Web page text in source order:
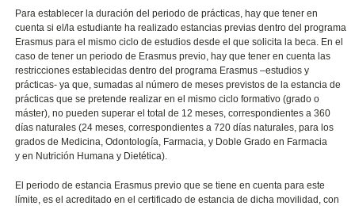
Para establecer la duración del periodo de prácticas, hay que tener en
cuenta si el/la estudiante ha realizado estancias previas dentro del programa
Erasmus para el mismo ciclo de estudios desde el que solicita la beca. En el
caso de tener un periodo de Erasmus previo, hay que tener en cuenta las
restricciones establecidas dentro del programa Erasmus –estudios y
prácticas- ya que, sumadas al número de meses previstos de la estancia de
prácticas que se pretende realizar en el mismo ciclo formativo (grado o
máster), no pueden superar el total de 12 meses, correspondientes a 360
días naturales (24 meses, correspondientes a 720 días naturales, para los
grados de Medicina, Odontología, Farmacia, y Doble Grado en Farmacia
y en Nutrición Humana y Dietética).
El periodo de estancia Erasmus previo que se tiene en cuenta para este
límite, es el acreditado en el certificado de estancia de dicha movilidad, con